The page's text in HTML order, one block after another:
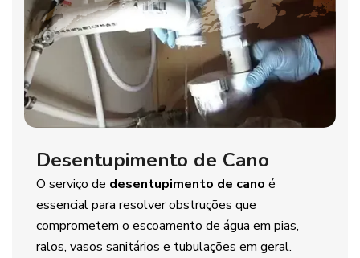
Desentupimento de Cano
O serviço de desentupimento de cano é
essencial para resolver obstruções que
comprometem o escoamento de água em pias,
ralos, vasos sanitários e tubulações em geral.